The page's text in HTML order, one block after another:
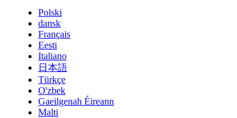
Polski
dansk
Français
Eesti
Italiano
日本語
Türkçe
O'zbek
Gaeilgenah Éireann
Malti